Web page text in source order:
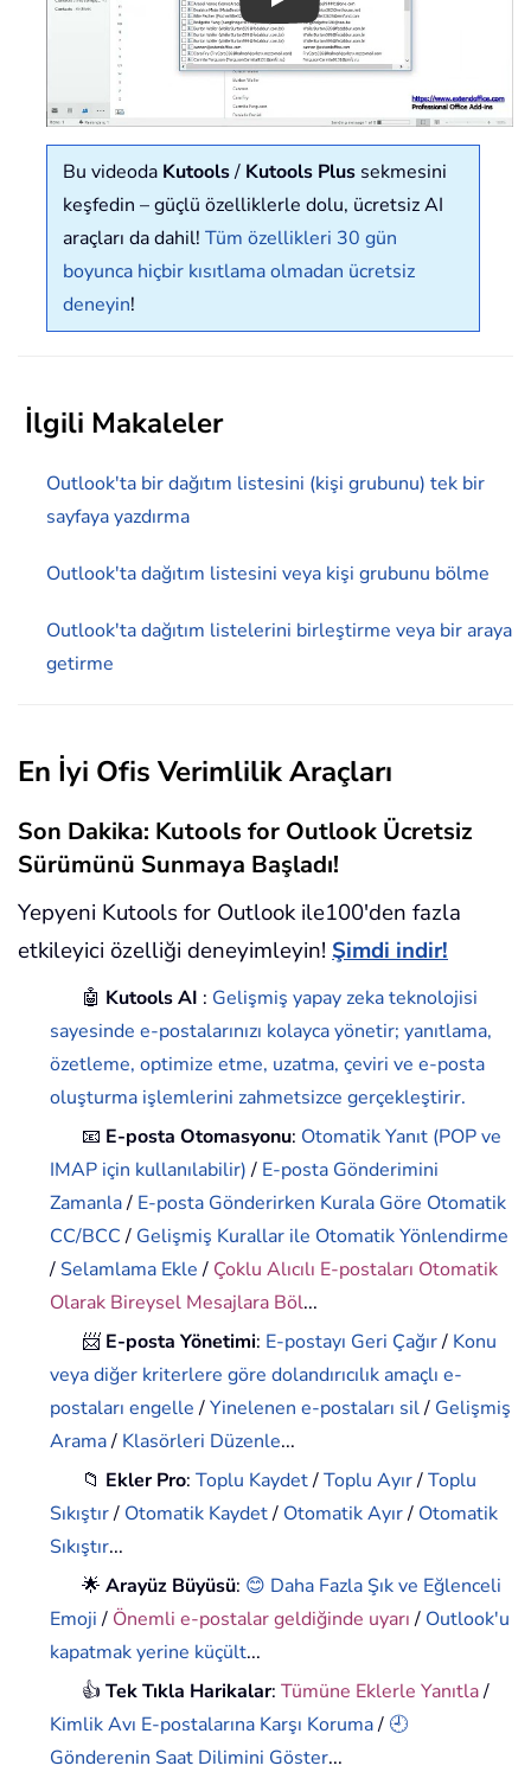
Play
Bu videoda Kutools/ Kutools Plus sekmesini
keşfedin – güçlü özelliklerle dolu, ücretsiz AI
araçları da dahil! Tüm özellikleri 30 gün
boyunca hiçbir kısıtlama olmadan ücretsiz
deneyin!
İlgili Makaleler
Outlook'ta bir dağıtım listesini (kişi grubunu) tek bir
sayfaya yazdırma
Outlook'ta dağıtım listesini veya kişi grubunu bölme
Outlook'ta dağıtım listelerini birleştirme veya bir araya
getirme
En İyi Ofis Verimlilik Araçları
Son Dakika: Kutools for Outlook Ücretsiz
Sürümünü Sunmaya Başladı!
Yepyeni Kutools for Outlook ile100'den fazla
etkileyici özelliği deneyimleyin! Şimdi indir!
🤖 Kutools AI : Gelişmiş yapay zeka teknolojisi
sayesinde e-postalarınızı kolayca yönetir; yanıtlama,
özetleme, optimize etme, uzatma, çeviri ve e-posta
oluşturma işlemlerini zahmetsizce gerçekleştirir.
📧 E-posta Otomasyonu: Otomatik Yanıt (POP ve
IMAP için kullanılabilir)/ E-posta Gönderimini
Zamanla/ E-posta Gönderirken Kurala Göre Otomatik
CC/BCC/ Gelişmiş Kurallar ile Otomatik Yönlendirme
/ Selamlama Ekle/ Çoklu Alıcılı E-postaları Otomatik
Olarak Bireysel Mesajlara Böl...
📨 E-posta Yönetimi: E-postayı Geri Çağır/ Konu
veya diğer kriterlere göre dolandırıcılık amaçlı e-
postaları engelle/Yinelenen e-postaları sil/ Gelişmiş
Arama/ Klasörleri Düzenle...
📁 Ekler Pro:Toplu Kaydet/Toplu Ayır/Toplu
Sıkıştır/ Otomatik Kaydet/ Otomatik Ayır/ Otomatik
Sıkıştır...
🌟Arayüz Büyüsü: 😊 Daha Fazla Şık ve Eğlenceli
Emoji/ Önemli e-postalar geldiğinde uyarı/ Outlook'u
kapatmak yerine küçült...
👍Tek Tıkla Harikalar:Tümüne Eklerle Yanıtla/
Kimlik Avı E-postalarına Karşı Koruma/ 🕘
Gönderenin Saat Dilimini Göster...